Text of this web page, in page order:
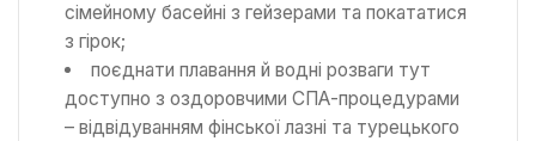
сімейному басейні з гейзерами та покататися
з гірок;
поєднати плавання й водні розваги тут
доступно з оздоровчими СПА-процедурами
– відвідуванням фінської лазні та турецького